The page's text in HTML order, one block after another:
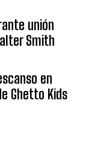
unión
Smith
en
Ghetto Kids